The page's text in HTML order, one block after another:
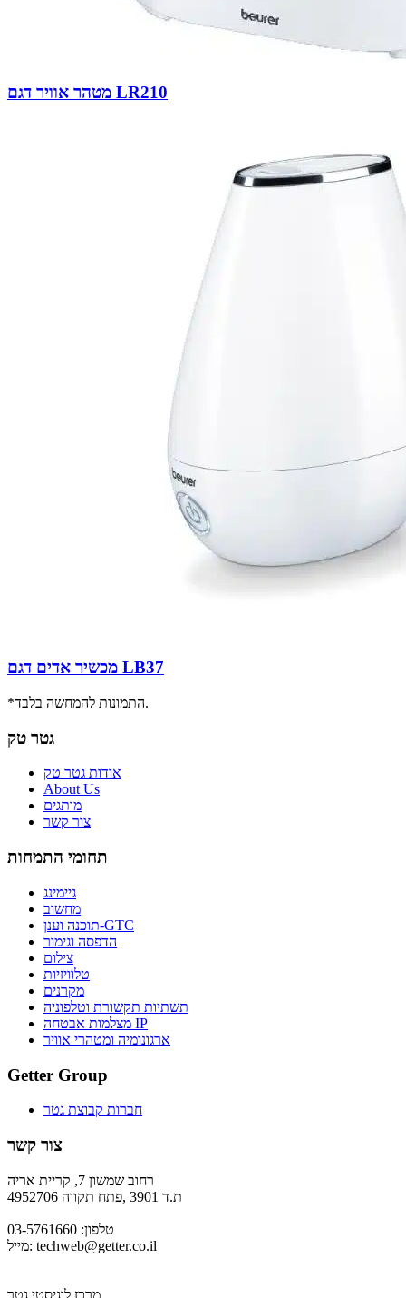
מטהר אוויר דגם LR210
מכשיר אדים דגם LB37
*התמונות להמחשה בלבד.
גטר טק
אודות גטר טק
About Us
מותגים
צור קשר
תחומי התמחות
גיימינג
מחשוב
תוכנה וענן-GTC
הדפסה וגימור
צילום
טלוויזיות
מקרנים
תשתיות תקשורת וטלפוניה
מצלמות אבטחה IP
ארגונומיה ומטהרי אוויר
Getter Group
חברות קבוצת גטר
צור קשר
רחוב שמשון 7, קריית אריה
ת.ד 3901 ,פתח תקווה 4952706
טלפון: 03-5761660
מייל: techweb@getter.co.il
מרכז לוגיסטי גטר